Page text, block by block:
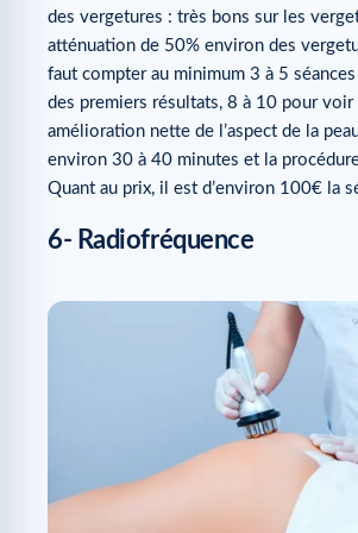
des vergetures : très bons sur les
atténuation de 50% environ des
faut compter au minimum 3 à 5
des premiers résultats, 8 à 10 pour voir
amélioration nette de l’aspect de la
environ 30 à 40 minutes et la
Quant au prix, il est d’environ 100€ la
6- Radiofréquence